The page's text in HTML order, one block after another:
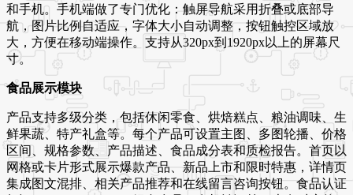
和手机。手机端做了专门优化：触屏导航采用折叠或底部导
航，图片比例自适应，字体大小自动调整，按钮触控区域放
大，方便在移动端操作。支持从320px到1920px以上的屏幕尺
寸。
食品展示模块
产品支持多级分类，包括休闲零食、烘焙糕点、粮油调味、生
鲜果蔬、特产礼盒等。每个产品可设置主图、多图轮播、价格
区间、规格参数、产品描述、食品成分表和质检报告。首页以
网格或卡片形式展示爆款产品、新品上市和限时特惠，详情页
集成图文混排、相关产品推荐和在线留言咨询按钮。食品认证